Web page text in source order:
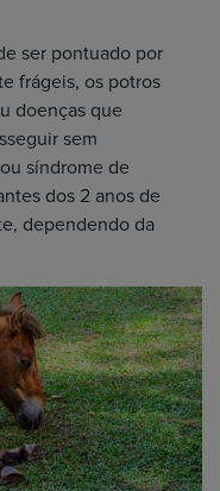
ser pontuado por
frágeis, os potros
doenças que
sem
síndrome de
dos 2 anos de
dependendo da